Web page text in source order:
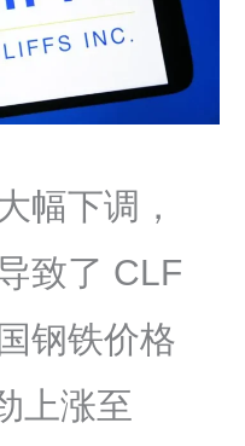
幅下调，
致了 CLF
钢铁价格
上涨至